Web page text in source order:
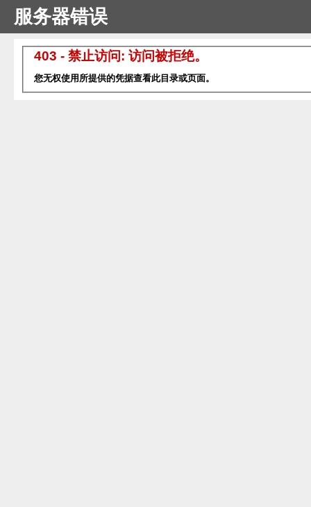
服务器错误
403 - 禁止访问: 访问被拒绝。
您无权使用所提供的凭据查看此目录或页面。